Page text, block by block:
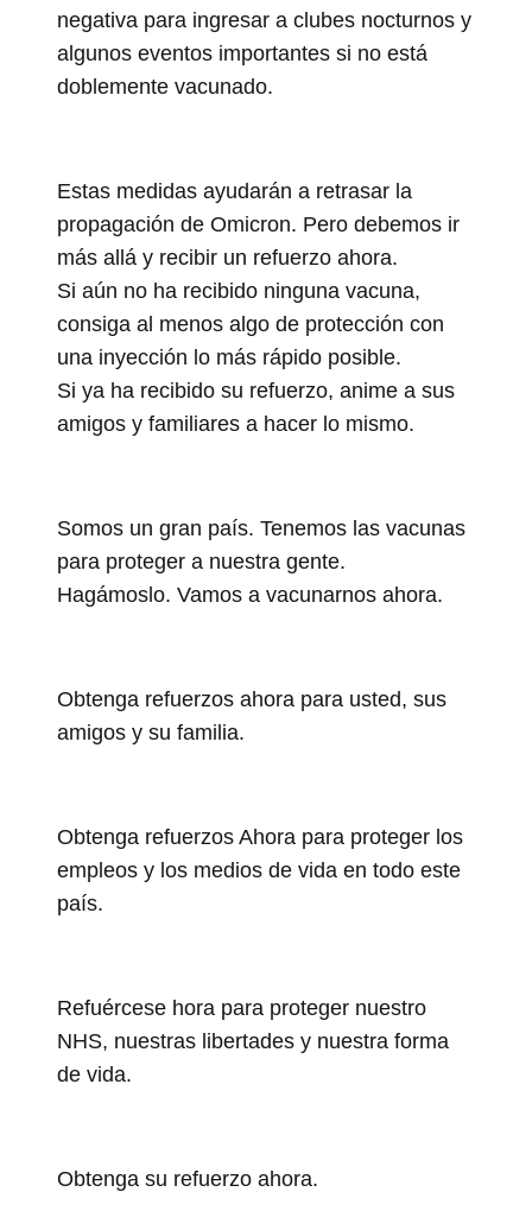
negativa para ingresar a clubes nocturnos y
algunos eventos importantes si no está
doblemente vacunado.
Estas medidas ayudarán a retrasar la
propagación de Omicron. Pero debemos ir
más allá y recibir un refuerzo ahora.
Si aún no ha recibido ninguna vacuna,
consiga al menos algo de protección con
una inyección lo más rápido posible.
Si ya ha recibido su refuerzo, anime a sus
amigos y familiares a hacer lo mismo.
Somos un gran país. Tenemos las vacunas
para proteger a nuestra gente.
Hagámoslo. Vamos a vacunarnos ahora.
Obtenga refuerzos ahora para usted, sus
amigos y su familia.
Obtenga refuerzos Ahora para proteger los
empleos y los medios de vida en todo este
país.
Refuércese hora para proteger nuestro
NHS, nuestras libertades y nuestra forma
de vida.
Obtenga su refuerzo ahora.